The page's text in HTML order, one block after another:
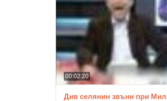
00:02:20
Див селянин звъни при